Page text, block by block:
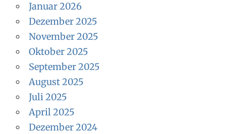
Januar 2026
Dezember 2025
November 2025
Oktober 2025
September 2025
August 2025
Juli 2025
April 2025
Dezember 2024